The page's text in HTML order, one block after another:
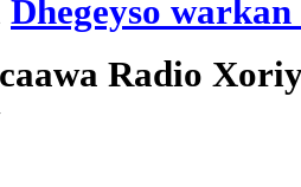
Dhegeyso
Radio